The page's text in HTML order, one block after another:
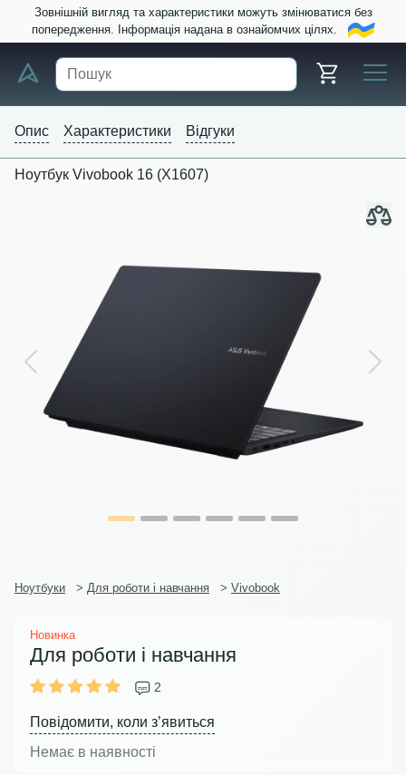
Зовнішній вигляд та характеристики можуть змінюватися без
попередження. Інформація надана в ознайомчих цілях.
Опис Характеристики Відгуки
Ноутбук Vivobook 16 (X1607)
Previous Next
Ноутбуки > Для роботи і навчання > Vivobook
Новинка
Для роботи і навчання
2
Повідомити, коли з’явиться
Немає в наявності